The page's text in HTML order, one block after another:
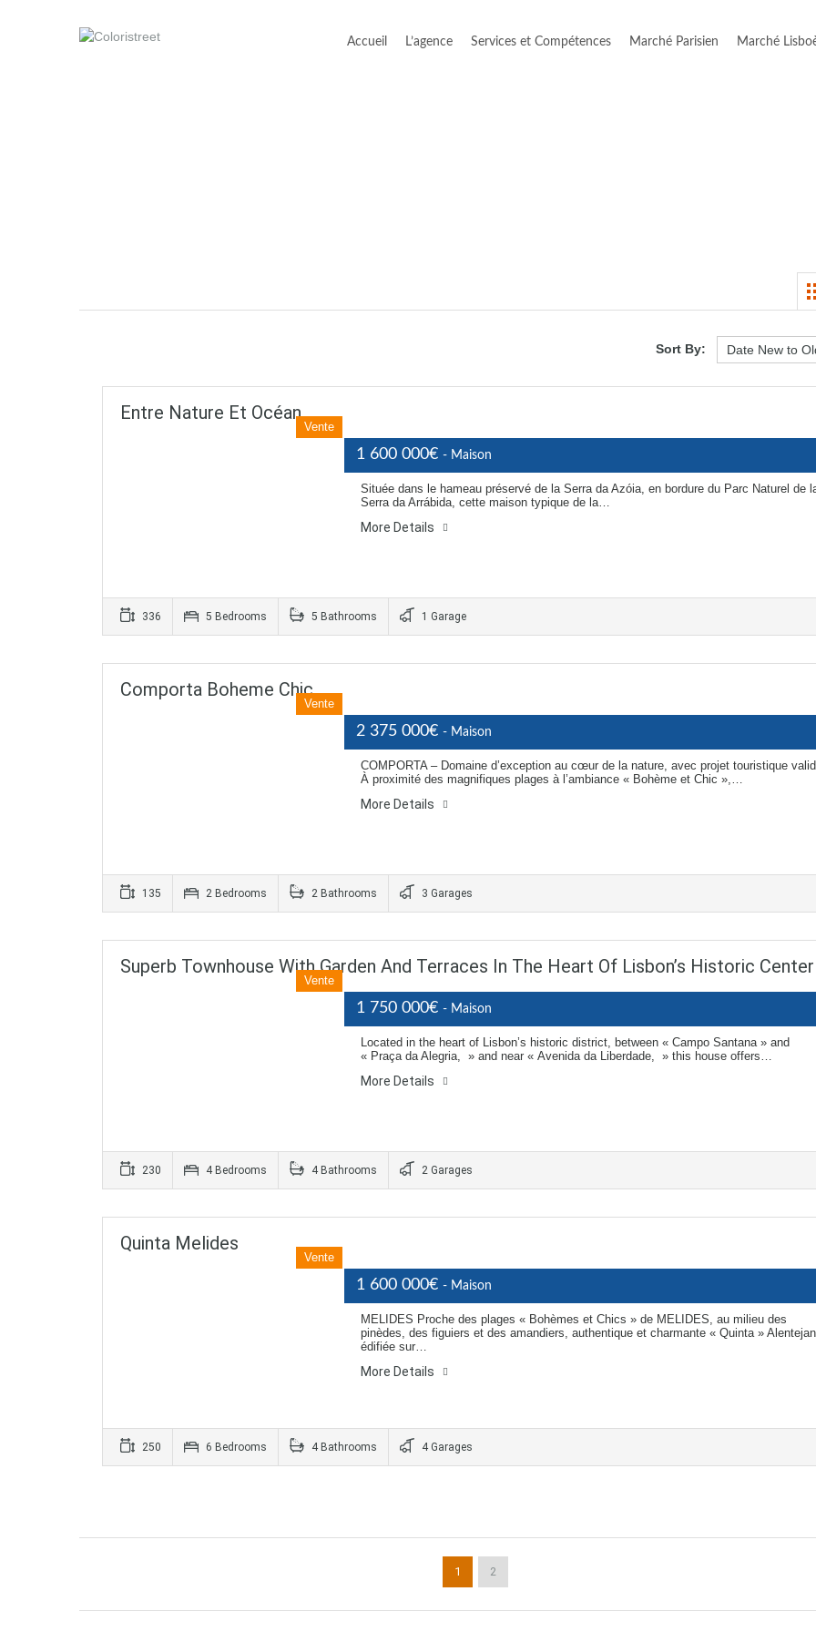
Accueil L’agence Services et Compétences Marché Parisien Marché
Sort By:
Entre Nature Et Océan
Vente
1 600 000€ - Maison
Située dans le hameau préservé de la Serra da Azóia, en bordure du Parc Naturel de
Serra da Arrábida, cette maison typique de la…
More Details
336 5 Bedrooms 5 Bathrooms 1 Garage
Comporta Boheme Chic
Vente
2 375 000€ - Maison
COMPORTA – Domaine d’exception au cœur de la nature, avec projet touristique
À proximité des magnifiques plages à l’ambiance « Bohème et Chic »,…
More Details
135 2 Bedrooms 2 Bathrooms 3 Garages
Superb Townhouse With Garden And Terraces In The Heart Of Lisbon’s Historic Center
Vente
1 750 000€ - Maison
Located in the heart of Lisbon’s historic district, between « Campo Santana » and
« Praça da Alegria, » and near « Avenida da Liberdade, » this house offers…
More Details
230 4 Bedrooms 4 Bathrooms 2 Garages
Quinta Melides
Vente
1 600 000€ - Maison
MELIDES Proche des plages « Bohèmes et Chics » de MELIDES, au milieu des
pinèdes, des figuiers et des amandiers, authentique et charmante « Quinta »
édifiée sur…
More Details
250 6 Bedrooms 4 Bathrooms 4 Garages
1 2